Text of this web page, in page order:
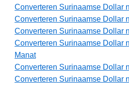
Converteren Surinaamse Dollar
Converteren Surinaamse Dollar
Converteren Surinaamse Dollar
Converteren Surinaamse Dollar
Manat
Converteren Surinaamse Dollar
Converteren Surinaamse Dollar